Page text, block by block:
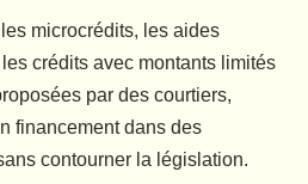
microcrédits, les aides
crédits avec montants limités
par des courtiers,
financement dans des
contourner la législation.